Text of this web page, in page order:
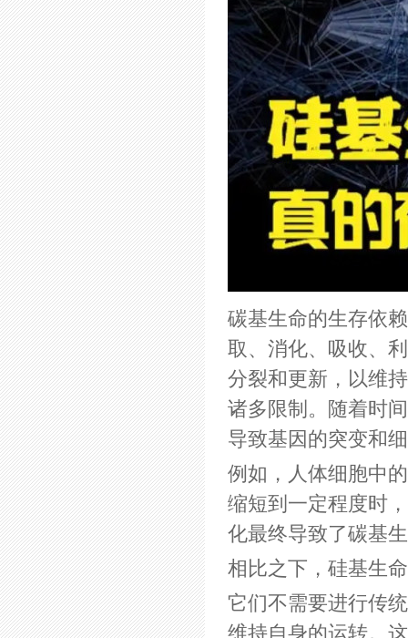
碳基生命的生存依
取、消化、吸收、
分裂和更新，以维
诸多限制。随着时
导致基因的突变和
例如，人体细胞中
缩短到一定程度时
化最终导致了碳基
相比之下，硅基生
它们不需要进行传
维持自身的运转。